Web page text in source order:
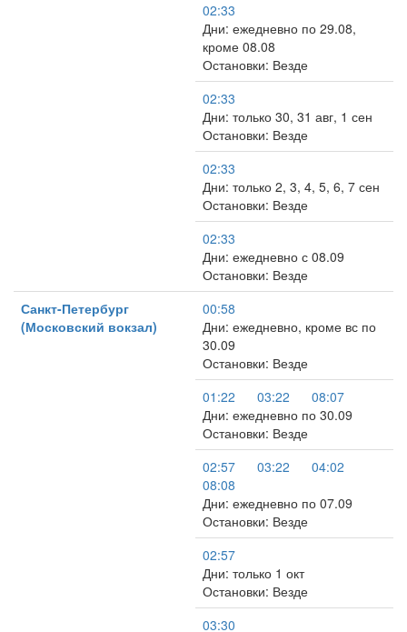
02:33
Дни: ежедневно по 29.08,
кроме 08.08
Остановки: Везде
02:33
Дни: только 30, 31 авг, 1 сен
Остановки: Везде
02:33
Дни: только 2, 3, 4, 5, 6, 7 сен
Остановки: Везде
02:33
Дни: ежедневно с 08.09
Остановки: Везде
Санкт-Петербург
(Московский вокзал)
00:58
Дни: ежедневно, кроме вс по
30.09
Остановки: Везде
01:22
03:22
08:07
Дни: ежедневно по 30.09
Остановки: Везде
02:57
03:22
04:02
08:08
Дни: ежедневно по 07.09
Остановки: Везде
02:57
Дни: только 1 окт
Остановки: Везде
03:30